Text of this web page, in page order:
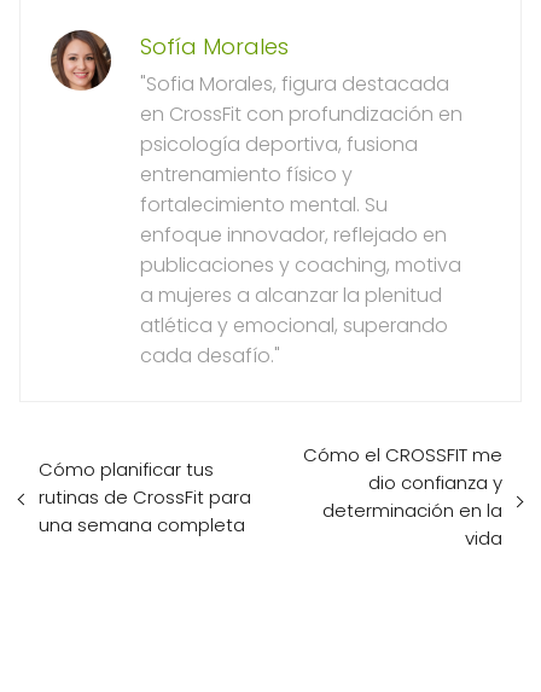
Sofía Morales
"Sofia Morales, figura destacada
en CrossFit con profundización en
psicología deportiva, fusiona
entrenamiento físico y
fortalecimiento mental. Su
enfoque innovador, reflejado en
publicaciones y coaching, motiva
a mujeres a alcanzar la plenitud
atlética y emocional, superando
cada desafío."
Cómo planificar tus
rutinas de CrossFit para
una semana completa
Cómo el CROSSFIT me
dio confianza y
determinación en la
vida